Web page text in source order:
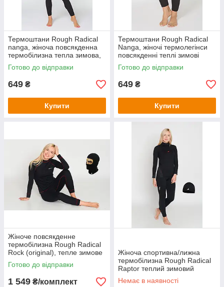
Термоштани Rough Radical
nanga, жіноча повсякденна
термобілизна тепла зимова,
підштаники, кальсони
Готово до відправки
649 ₴
Купити
Термоштани Rough Radical
Nanga, жіночі термолегінси
повсякденні теплі зимові
Готово до відправки
649 ₴
Купити
Жіноче повсякденне
термобілизна Rough Radical
Rock (original), тепле зимове
комплект Жіночий, XL,
Червоний
Готово до відправки
1 549 ₴/комплект
Жіноча спортивна/лижна
термобілизна Rough Radical
Raptor теплий зимовий
комплект
Немає в наявності